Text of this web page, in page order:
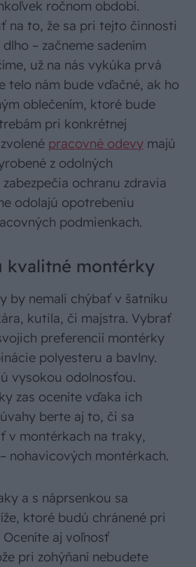
ročnom období.
na to, že sa pri tejto činnosti
– začneme sadením
už na nás vykúka prvá
telo nám bude vďačné, ak ho
oblečením, ktoré bude
pri konkrétnej
pracovné odevy majú
z odolných
ochranu zdravia
odolajú opotrebeniu
podmienkach.
kvalitné montérky
by nemali chýbať v šatníku
kutila, či majstra. Vybrať
preferencií montérky
polyesteru a bavlny.
vysokou odolnosťou.
zas oceníte vďaka ich
berte aj to, či sa
v montérkach na traky,
nohavicových montérkach.
a s náprsenkou sa
ktoré budú chránené pri
aj voľnosť
pri zohýňaní nebudete